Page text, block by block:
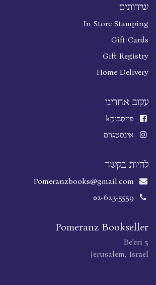
שירותים
In Store Stamping
Gift Cards
Gift Registry
Home Delivery
עקוב אחרינו
פייסבוקk
אינסטגרם
להיות בקשר
Pomeranzbooks@gmail.com
02-623-5559
Pomeranz Bookseller
Be'eri 5
Jerusalem, Israel